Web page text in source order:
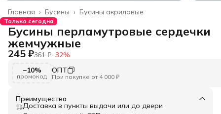
Бусины акриловые
Бусины ›
Главная ›
Только сегодня
Бусины перламутровые сердечки
жемчужные
245 ₽361 ₽−32%
−10%
промокод
ОПТ
При покупке от 4 000 ₽
Преимущества
Доставка в пункты выдачи или до двери